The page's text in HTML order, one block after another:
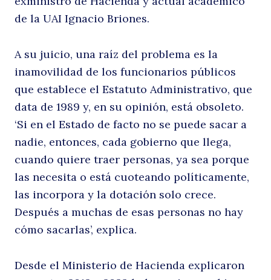
de la UAI Ignacio Briones.
A su juicio, una raíz del problema es la
inamovilidad de los funcionarios públicos
que establece el Estatuto Administrativo, que
data de 1989 y, en su opinión, está obsoleto.
‘Si en el Estado de facto no se puede sacar a
nadie, entonces, cada gobierno que llega,
cuando quiere traer personas, ya sea porque
las necesita o está cuoteando políticamente,
las incorpora y la dotación solo crece.
Después a muchas de esas personas no hay
cómo sacarlas’, explica.
Desde el Ministerio de Hacienda explicaron